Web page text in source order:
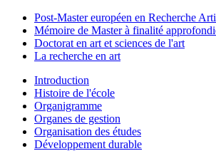
Post-Master européen en Recherche
Mémoire de Master à finalité
Doctorat en art et sciences de l'art
La recherche en art
Introduction
Histoire de l'école
Organigramme
Organes de gestion
Organisation des études
Développement durable